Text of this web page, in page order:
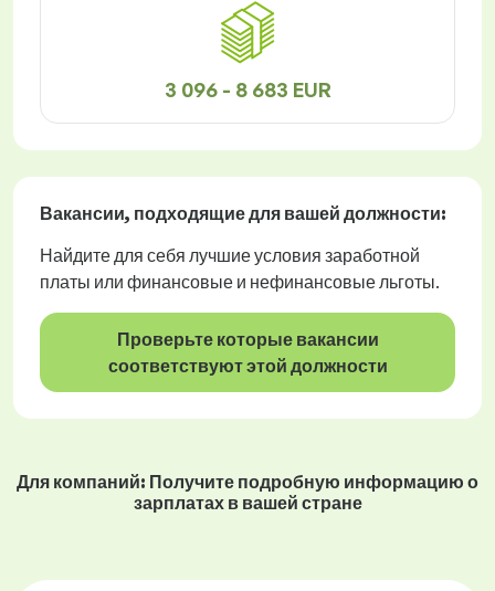
3 096 - 8 683 EUR
Вакансии, подходящие для вашей должности:
Найдите для себя лучшие условия заработной
платы или финансовые и нефинансовые льготы.
Проверьте которые вакансии
соответствуют этой должности
Для компаний: Получите подробную информацию о
зарплатах в вашей стране